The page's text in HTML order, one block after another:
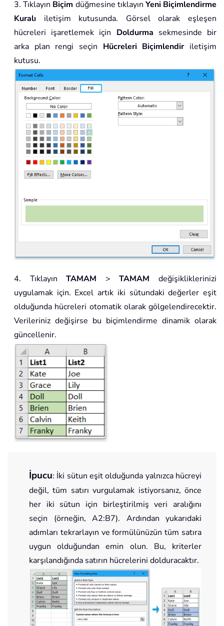
3. Tıklayın Biçim düğmesine tıklayın Yeni Biçimlendirme
Kuralı iletişim kutusunda. Görsel olarak eşleşen
hücreleri işaretlemek için Doldurma sekmesinde bir
arka plan rengi seçin Hücreleri Biçimlendiriletişim
kutusu.
4. TıklayınTAMAM >TAMAM değişikliklerinizi
uygulamak için. Excel artık iki sütundaki değerler eşit
olduğunda hücreleri otomatik olarak gölgelendirecektir.
Verileriniz değişirse bu biçimlendirme dinamik olarak
güncellenir.
İpucu: İki sütun eşit olduğunda yalnızca hücreyi
değil, tüm satırı vurgulamak istiyorsanız, önce
her iki sütun için birleştirilmiş veri aralığını
seçin (örneğin, A2:B7). Ardından yukarıdaki
adımları tekrarlayın ve formülünüzün tüm satıra
uygun olduğundan emin olun. Bu, kriterler
karşılandığında satırın hücrelerini dolduracaktır.